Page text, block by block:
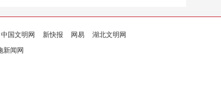
中国文明网 新快报 网易
湖北文明网
新闻网